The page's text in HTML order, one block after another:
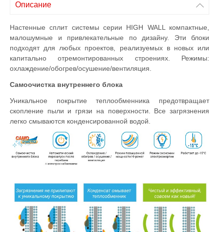
Описание
Настенные сплит системы серии HIGH WALL компактные,
малошумные и привлекательные по дизайну. Эти блоки
подходят для любых проектов, реализуемых в новых или
капитально отремонтированных строениях. Режимы:
охлаждение/обогрев/осушение/вентиляция.
Самоочистка внутреннего блока
Уникальное покрытие теплообменника предотвращает
скопление пыли и грязи на поверхности. Все загрязнения
легко смываются конденсированной водой.